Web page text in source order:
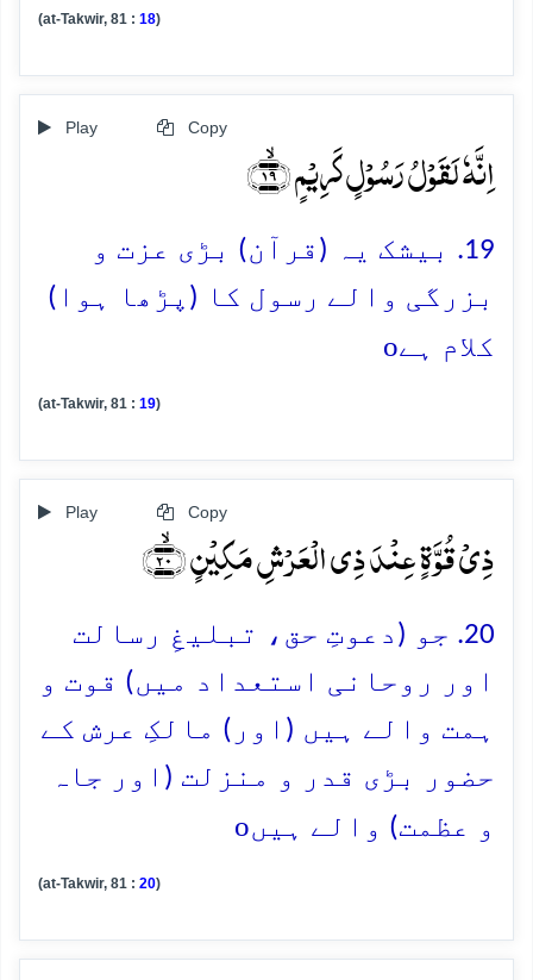
(at-Takwir, 81 : 18)
Play Copy
اِنَّہٗ لَقَوۡلُ رَسُوۡلٍ کَرِیۡمٍ ﴿ۙ۱۹﴾
19. بیشک یہ (قرآن) بڑی عزت و
بزرگی والے رسول کا (پڑھا ہوا)
کلام ہےo
(at-Takwir, 81 : 19)
Play Copy
ذِیۡ قُوَّۃٍ عِنۡدَ ذِی الۡعَرۡشِ مَکِیۡنٍ ﴿ۙ۲۰﴾
20. جو (دعوتِ حق، تبلیغِ رسالت
اور روحانی استعداد میں) قوت و
ہمت والے ہیں (اور) مالکِ عرش کے
حضور بڑی قدر و منزلت (اور جاہ
و عظمت) والے ہیںo
(at-Takwir, 81 : 20)